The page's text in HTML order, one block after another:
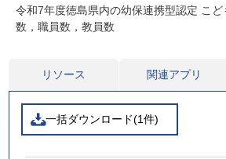
令和7年度徳島県内の幼保連携型認定 こど
数，職員数，教員数
リソース 関連アプリ
一括ダウンロード(1件)